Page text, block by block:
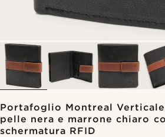
Portafoglio Montreal
pelle nera e marrone chiaro
schermatura RFID